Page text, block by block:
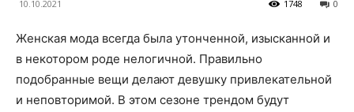
10.10.2021 0
1748
Женская мода всегда была утонченной, изысканной и
в некотором роде нелогичной. Правильно
подобранные вещи делают девушку привлекательной
и неповторимой. В этом сезоне трендом будут